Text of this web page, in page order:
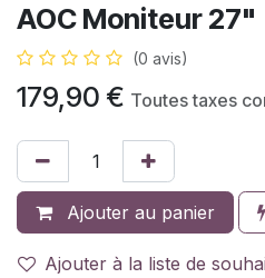
AOC Moniteur 27"
(0 avis)
179,90 € Toutes taxes
Ajouter au panier
Ajouter à la liste de